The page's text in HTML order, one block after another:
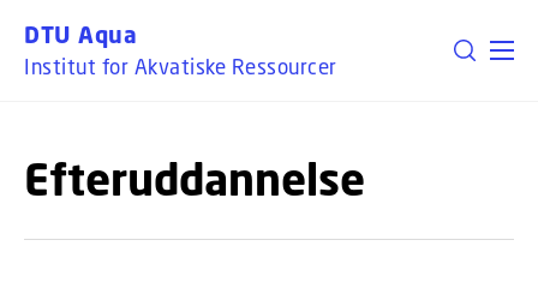
DTU Aqua
Institut for Akvatiske Ressourcer
Efteruddannelse